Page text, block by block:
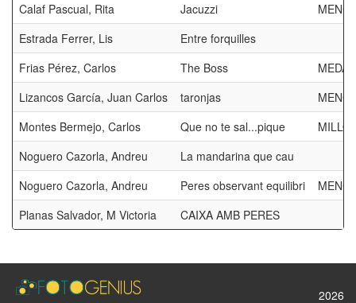
Calaf Pascual, Rita
Jacuzzi
Estrada Ferrer, Lis
Entre forquilles
Frias Pérez, Carlos
The Boss
Lizancos García, Juan Carlos
taronjas
Montes Bermejo, Carlos
Que no te sal...pique
Noguero Cazorla, Andreu
La mandarina que cau
Noguero Cazorla, Andreu
Peres observant equilibri
Planas Salvador, M Victoria
CAIXA AMB PERES
2026